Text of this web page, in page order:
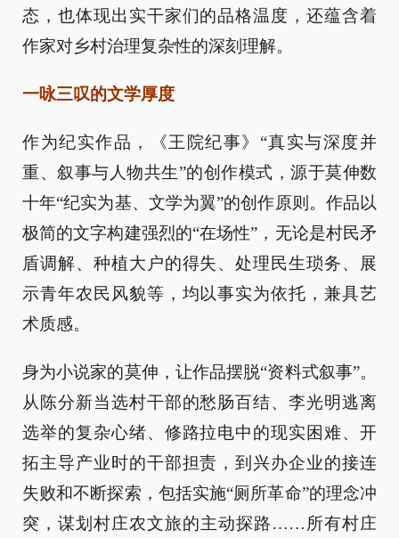
态，也体现出实干家们的品格温度，还蕴含着
作家对乡村治理复杂性的深刻理解。
一咏三叹的文学厚度
作为纪实作品，《王院纪事》“真实与深度并
重、叙事与人物共生”的创作模式，源于莫伸数
十年“纪实为基、文学为翼”的创作原则。作品以
极简的文字构建强烈的“在场性”，无论是村民矛
盾调解、种植大户的得失、处理民生琐务、展
示青年农民风貌等，均以事实为依托，兼具艺
术质感。
身为小说家的莫伸，让作品摆脱“资料式叙事”。
从陈分新当选村干部的愁肠百结、李光明逃离
选举的复杂心绪、修路拉电中的现实困难、开
拓主导产业时的干部担责，到兴办企业的接连
失败和不断探索，包括实施“厕所革命”的理念冲
突，谋划村庄农文旅的主动探路……所有村庄